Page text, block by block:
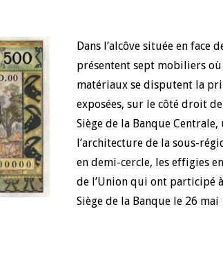
Dans l’alcôve située en face
présentent sept mobiliers
matériaux se disputent la
exposées, sur le côté droit
Siège de la Banque
l’architecture de la sous-
en demi-cercle, les effigies
de l’Union qui ont participé
Siège de la Banque le 26 mai